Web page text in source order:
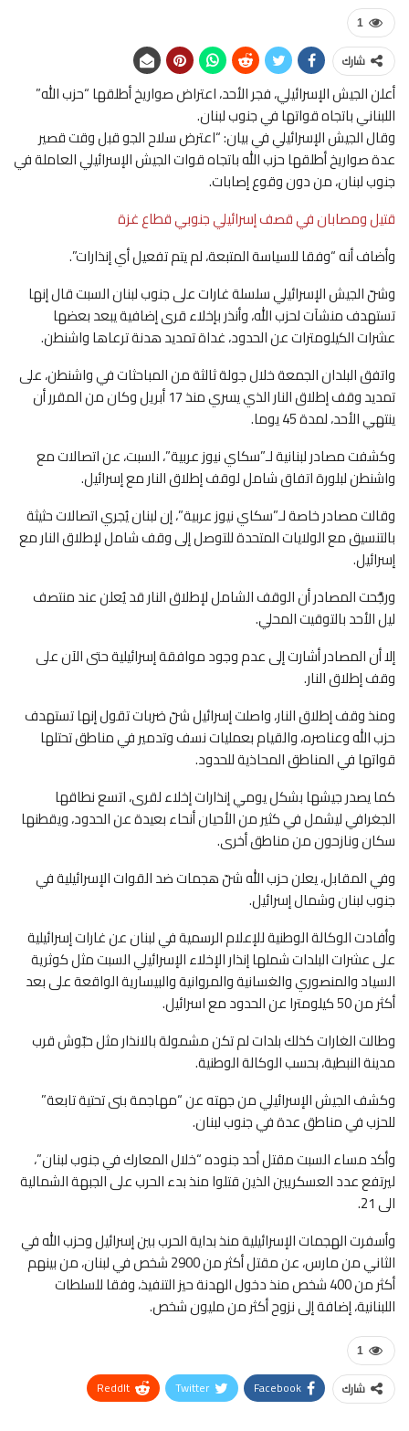
1
شارك
أعلن الجيش الإسرائيلي، فجر الأحد، اعتراض صواريخ أطلقها “حزب الله”
اللبناني باتجاه قواتها في جنوب لبنان.
وقال الجيش الإسرائيلي في بيان: “اعترض سلاح الجو قبل وقت قصير
عدة صواريخ أطلقها حزب الله باتجاه قوات الجيش الإسرائيلي العاملة في
جنوب لبنان، من دون وقوع إصابات.
قتيل ومصابان في قصف إسرائيلي جنوبي قطاع غزة
وأضاف أنه “وفقا للسياسة المتبعة، لم يتم تفعيل أي إنذارات”.
وشنّ الجيش الإسرائيلي سلسلة غارات على جنوب لبنان السبت قال إنها
تستهدف منشآت لحزب الله، وأنذر بإخلاء قرى إضافية يبعد بعضها
عشرات الكيلومترات عن الحدود، غداة تمديد هدنة ترعاها واشنطن.
واتفق البلدان الجمعة خلال جولة ثالثة من المباحثات في واشنطن، على
تمديد وقف إطلاق النار الذي يسري منذ 17 أبريل وكان من المقرر أن
ينتهي الأحد، لمدة 45 يوما.
وكشفت مصادر لبنانية لـ”سكاي نيوز عربية”، السبت، عن اتصالات مع
واشنطن لبلورة اتفاق شامل لوقف إطلاق النار مع إسرائيل.
وقالت مصادر خاصة لـ”سكاي نيوز عربية”، إن لبنان يُجري اتصالات حثيثة
بالتنسيق مع الولايات المتحدة للتوصل إلى وقف شامل لإطلاق النار مع
إسرائيل.
ورجَّحت المصادر أن الوقف الشامل لإطلاق النار قد يُعلن عند منتصف
ليل الأحد بالتوقيت المحلي.
إلا أن المصادر أشارت إلى عدم وجود موافقة إسرائيلية حتى الآن على
وقف إطلاق النار.
ومنذ وقف إطلاق النار، واصلت إسرائيل شنّ ضربات تقول إنها تستهدف
حزب الله وعناصره، والقيام بعمليات نسف وتدمير في مناطق تحتلها
قواتها في المناطق المحاذية للحدود.
كما يصدر جيشها بشكل يومي إنذارات إخلاء لقرى، اتسع نطاقها
الجغرافي ليشمل في كثير من الأحيان أنحاء بعيدة عن الحدود، ويقطنها
سكان ونازحون من مناطق أخرى.
وفي المقابل، يعلن حزب الله شنّ هجمات ضد القوات الإسرائيلية في
جنوب لبنان وشمال إسرائيل.
وأفادت الوكالة الوطنية للإعلام الرسمية في لبنان عن غارات إسرائيلية
على عشرات البلدات شملها إنذار الإخلاء الإسرائيلي السبت مثل كوثرية
السياد والمنصوري والغسانية والمروانية والبيسارية الواقعة على بعد
أكثر من 50 كيلومترا عن الحدود مع اسرائيل.
وطالت الغارات كذلك بلدات لم تكن مشمولة بالانذار مثل حبّوش قرب
مدينة النبطية، بحسب الوكالة الوطنية.
وكشف الجيش الإسرائيلي من جهته عن “مهاجمة بنى تحتية تابعة”
للحزب في مناطق عدة في جنوب لبنان.
وأكد مساء السبت مقتل أحد جنوده “خلال المعارك في جنوب لبنان”،
ليرتفع عدد العسكريين الذين قتلوا منذ بدء الحرب على الجبهة الشمالية
الى 21.
وأسفرت الهجمات الإسرائيلية منذ بداية الحرب بين إسرائيل وحزب الله في
الثاني من مارس، عن مقتل أكثر من 2900 شخص في لبنان، من بينهم
أكثر من 400 شخص منذ دخول الهدنة حيز التنفيذ، وفقا للسلطات
اللبنانية، إضافة إلى نزوح أكثر من مليون شخص.
1
شارك Facebook
Twitter
ReddIt